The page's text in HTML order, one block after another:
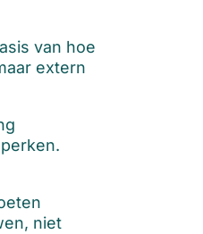
van hoe
extern
niet